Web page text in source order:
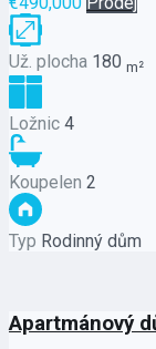
Už. plocha 180 m²
Ložnic 4
Koupelen 2
Typ Rodinný dům
Apartmánový